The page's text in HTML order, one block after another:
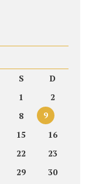
S
D
1
2
8
9
15
16
22
23
29
30